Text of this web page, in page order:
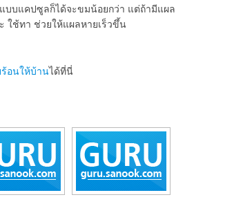
บบแคปซูลก็ได้จะขมน้อยกว่า แต่ถ้ามีแผล
ใช้ทา ช่วยให้แผลหายเร็วขึ้น
อนให้บ้านได้ที่นี่